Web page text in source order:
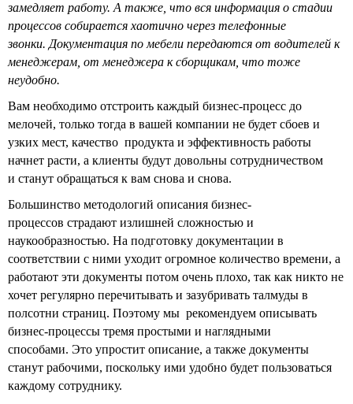
замедляет работу. А также, что вся информация о стадии
процессов собирается хаотично через телефонные
звонки. Документация по мебели передаются от водителей к
менеджерам, от менеджера к сборщикам, что тоже
неудобно.
Вам необходимо отстроить каждый бизнес-процесс до
мелочей, только тогда в вашей компании не будет сбоев и
узких мест, качество продукта и эффективность работы
начнет расти, а клиенты будут довольны сотрудничеством
и станут обращаться к вам снова и снова.
Большинство методологий описания бизнес-
процессов страдают излишней сложностью и
наукообразностью. На подготовку документации в
соответствии с ними уходит огромное количество времени, а
работают эти документы потом очень плохо, так как никто не
хочет регулярно перечитывать и зазубривать талмуды в
полсотни страниц. Поэтому мы рекомендуем описывать
бизнес-процессы тремя простыми и наглядными
способами. Это упростит описание, а также документы
станут рабочими, поскольку ими удобно будет пользоваться
каждому сотруднику.